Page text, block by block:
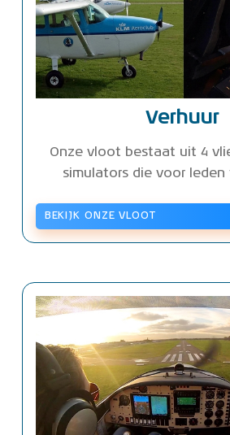
Verhuur
Onze vloot bestaat uit 4
simulators die voor leden
BEKIJK ONZE VLOOT